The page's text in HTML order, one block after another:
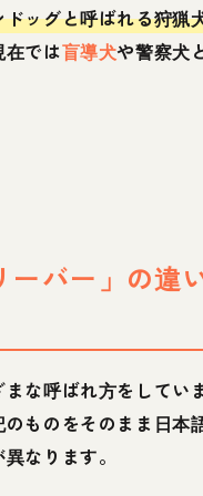
ドッグと呼ばれる狩猟
では盲導犬や警察犬
バー」の違
な呼ばれ方をしてい
ものをそのまま日本
なります。